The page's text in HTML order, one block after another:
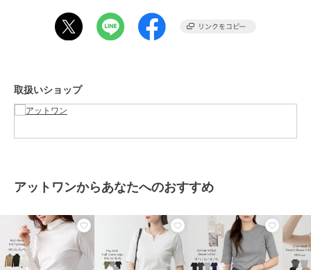
【素材】コットン100％
【伸縮性】ややあり
≪注意事項≫
取扱いショップ
アットワンからあなたへのおすすめ